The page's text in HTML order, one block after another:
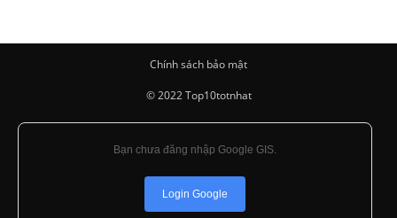
Chính sách bảo mật
© 2022 Top10totnhat
Bạn chưa đăng nhập Google GIS.
Login Google